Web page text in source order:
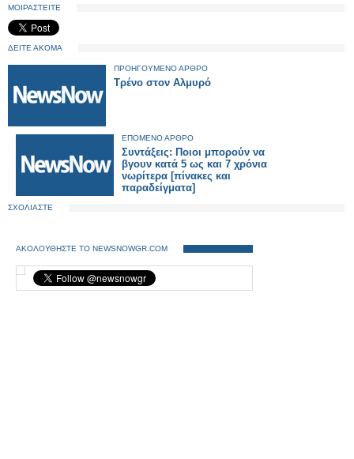
ΜΟΙΡΑΣΤΕΙΤΕ
ΔΕΙΤΕ ΑΚΟΜΑ
ΠΡΟΗΓΟΥΜΕΝΟ ΑΡΘΡΟ
Τρένο στον Αλμυρό
ΕΠΟΜΕΝΟ ΑΡΘΡΟ
Συντάξεις: Ποιοι μπορούν να
βγουν κατά 5 ως και 7 χρόνια
νωρίτερα [πίνακες και
παραδείγματα]
ΣΧΟΛΙΑΣΤΕ
ΑΚΟΛΟΥΘΗΣΤΕ ΤΟ NEWSNOWGR.COM